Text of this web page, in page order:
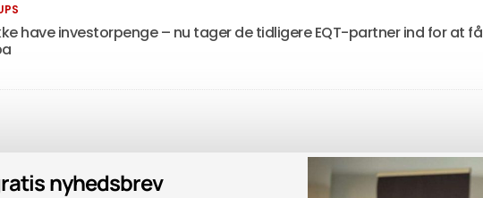
have investorpenge – nu tager de tidligere EQT-partner ind for at få
nyhedsbrev